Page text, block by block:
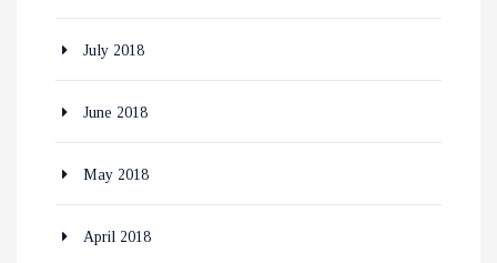
July 2018
June 2018
May 2018
April 2018